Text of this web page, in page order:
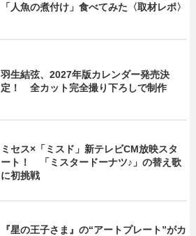
「人魚の煮付け」食べてみた〈取材レポ〉
羽生結弦、2027年版カレンダー発売決
定！ 全カット完全撮り下ろしで制作
ミセス×「ミスド」新テレビCM放映スタ
ート！ 「ミスタードーナツ♪」の替え歌
に初挑戦
『星の王子さま』の“アートプレート”がカ